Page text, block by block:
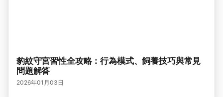
豹紋守宮習性全攻略：行為模式、飼養技巧與常見
問題解答
2026年01月03日